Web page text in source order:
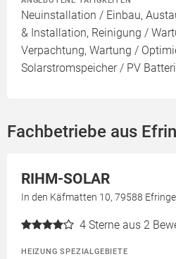
Neuinstallation / Einbau,
& Installation, Reinigung /
Verpachtung, Wartung /
Solarstromspeicher / PV
Fachbetriebe aus
RIHM-SOLAR
In den Käfmatten 10, 79588
4 Sterne aus 2
HEIZUNG SPEZIALGEBIETE